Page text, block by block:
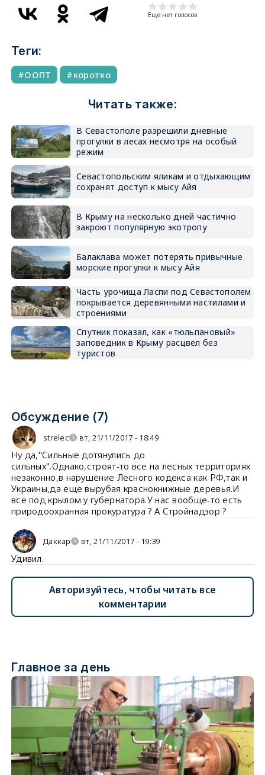
Еще нет голосов
Теги:
ООПТ коротко
Читать также:
В Севастополе разрешили дневные
прогулки в лесах несмотря на особый
режим
Севастопольским яликам и отдыхающим
сохранят доступ к мысу Айя
В Крыму на несколько дней частично
закроют популярную экотропу
Балаклава может потерять привычные
морские прогулки к мысу Айя
Часть урочища Ласпи под Севастополем
покрывается деревянными настилами и
строениями
Спутник показал, как «тюльпановый»
заповедник в Крыму расцвёл без
туристов
Обсуждение (7)
strelec вт, 21/11/2017 - 18:49
Ну да,"Сильные дотянулись до
сильных".Однако,строят-то все на лесных территориях
незаконно,в нарушение Лесного кодекса как РФ,так и
Украины,да еще вырубая краснокнижные деревья.И
все под крылом у губернатора.У нас вообще-то есть
природоохранная прокуратура ? А Стройнадзор ?
Даккар вт, 21/11/2017 - 19:39
Удивил.
Авторизуйтесь, чтобы читать все
комментарии
Главное за день